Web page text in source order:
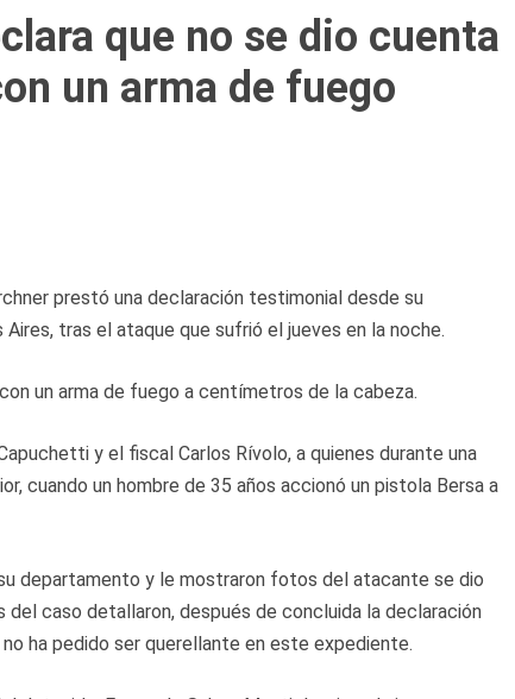
que no se dio cuenta
un arma de fuego
prestó una declaración testimonial desde su
tras el ataque que sufrió el jueves en la noche.
un arma de fuego a centímetros de la cabeza.
y el fiscal Carlos Rívolo, a quienes durante una
cuando un hombre de 35 años accionó un pistola Bersa a
departamento y le mostraron fotos del atacante se dio
caso detallaron, después de concluida la declaración
ha pedido ser querellante en este expediente.